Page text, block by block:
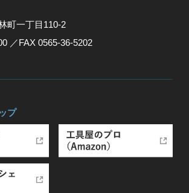
町⼀丁⽬110-2
／FAX 0565-36-5202
プ